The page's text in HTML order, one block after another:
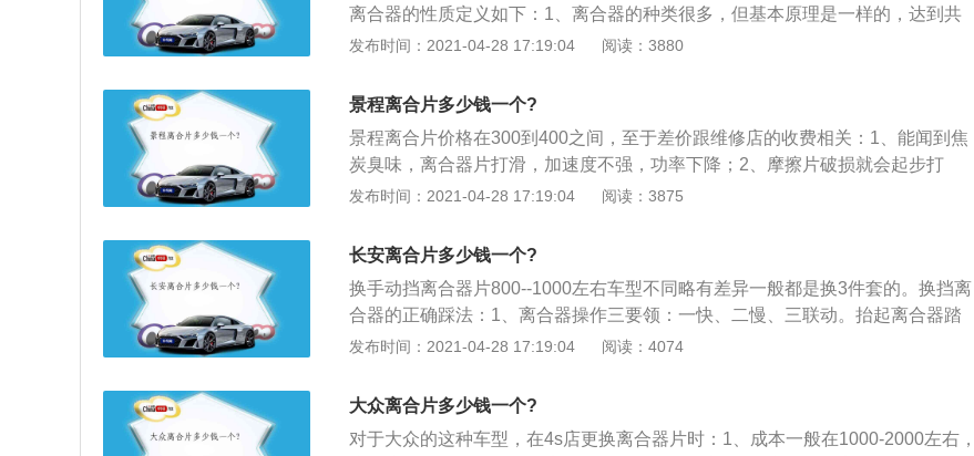
离合器的性质定义如下：1、离合器的种类很多，但基本原理是一样的，达到共
同的目的，分离与结合；2、离合器位于发动机与变速箱之间的飞轮壳内，离合
在汽车行驶过程中，驾驶员可以根据需要踩下或松开离合器踏板，使发动机和变
速箱暂时分离并逐渐连接，以便切断或传递发动机到变速器的输入功率。
发布时间：2021-04-28 17:19:04 阅读：3880
景程离合片多少钱一个?
景程离合片价格在300到400之间，至于差价跟维修店的收费相关：1、能闻到焦
炭臭味，离合器片打滑，加速度不强，功率下降；2、摩擦片破损就会起步打
滑，或行驶中无力，发动机转速上去了，然而车速确加速不起来；3、压盘与摩
损，主要是挂挡困难，分离不清，起步抖动。
发布时间：2021-04-28 17:19:04 阅读：3875
长安离合片多少钱一个?
换手动挡离合器片800--1000左右车型不同略有差异一般都是换3件套的。换挡离
合器的正确踩法：1、离合器操作三要领：一快、二慢、三联动。抬起离合器踏
板时，则要遵循“一快、二慢、三联动”的操作原则。起步时，踩离合器踏板时动
合器踏板抬起的过程分三个阶段，一开始快抬，当感觉到离合器压盘逐渐结合至
半联动后，踏板抬起的速度开始放慢，在半联动到完全结合的过程中，离合器踏
板是慢慢抬起的；3、在离合器踏板抬起的同时，应根据发动机动力的大小，逐
发布时间：2021-04-28 17:19:04 阅读：4074
大众离合片多少钱一个?
对于大众的这种车型，在4s店更换离合器片时：1、成本一般在1000-2000左右，